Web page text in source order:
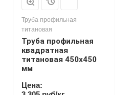
Труба профильная
титановая
Труба профильная
квадратная
титановая 450х450
мм
Цена: